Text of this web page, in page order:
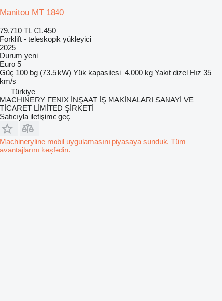
Manitou MT 1840
79.710 TL €1.450
Forklift - teleskopik yükleyici
2025
Durum yeni
Euro 5
Güç 100 bg (73.5 kW) Yük kapasitesi 4.000 kg Yakıt dizel Hız 35
km/s
Türkiye
MACHINERY FENIX İNŞAAT İŞ MAKİNALARI SANAYİ VE
TİCARET LİMİTED ŞİRKETİ
Satıcıyla iletişime geç
Machineryline mobil uygulamasını piyasaya sunduk. Tüm
avantajlarını keşfedin.